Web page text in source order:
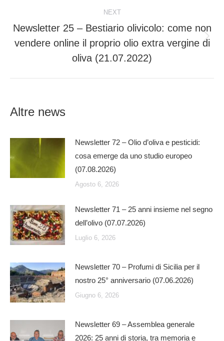
NEXT
Next
post:
Newsletter 25 – Bestiario olivicolo: come non
vendere online il proprio olio extra vergine di
oliva (21.07.2022)
Altre news
Newsletter 72 – Olio d’oliva e pesticidi:
cosa emerge da uno studio europeo
(07.08.2026)
Agosto 6, 2026
Newsletter 71 – 25 anni insieme nel segno
dell’olivo (07.07.2026)
Luglio 6, 2026
Newsletter 70 – Profumi di Sicilia per il
nostro 25° anniversario (07.06.2026)
Giugno 6, 2026
Newsletter 69 – Assemblea generale
2026: 25 anni di storia, tra memoria e